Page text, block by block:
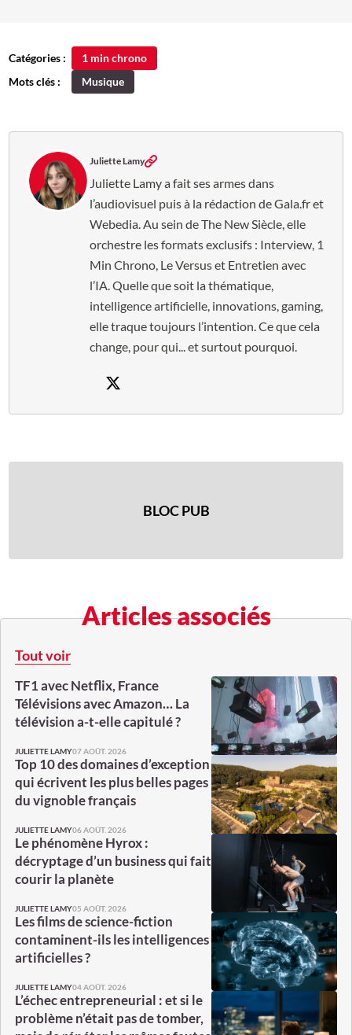
Catégories :
1 min chrono
Mots clés :
Musique
Juliette Lamy
Juliette Lamy a fait ses armes dans
l’audiovisuel puis à la rédaction de Gala.fr et
Webedia. Au sein de The New Siècle, elle
orchestre les formats exclusifs : Interview, 1
Min Chrono, Le Versus et Entretien avec
l’IA. Quelle que soit la thématique,
intelligence artificielle, innovations, gaming,
elle traque toujours l’intention. Ce que cela
change, pour qui... et surtout pourquoi.
BLOC PUB
Articles associés
Tout voir
TF1 avec Netflix, France
Télévisions avec Amazon… La
télévision a-t-elle capitulé ?
JULIETTE LAMY07 AOÛT. 2026
Top 10 des domaines d’exception
qui écrivent les plus belles pages
du vignoble français
JULIETTE LAMY06 AOÛT. 2026
Le phénomène Hyrox :
décryptage d’un business qui fait
courir la planète
JULIETTE LAMY05 AOÛT. 2026
Les films de science-fiction
contaminent-ils les intelligences
artificielles ?
JULIETTE LAMY04 AOÛT. 2026
L’échec entrepreneurial : et si le
problème n’était pas de tomber,